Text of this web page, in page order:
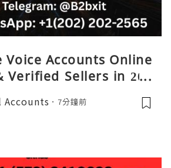
Voice Accounts Online
Verified Sellers in 202
Accounts 7分鐘前